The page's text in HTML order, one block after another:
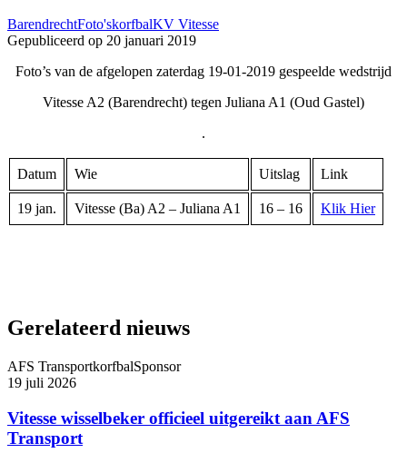
BarendrechtFoto'skorfbalKV Vitesse
Gepubliceerd op 20 januari 2019
Foto’s van de afgelopen zaterdag 19-01-2019 gespeelde wedstrijd
Vitesse A2 (Barendrecht) tegen Juliana A1 (Oud Gastel)
.
Datum Wie Uitslag Link
19 jan. Vitesse (Ba) A2 – Juliana A1 16 – 16 Klik Hier
Gerelateerd nieuws
AFS TransportkorfbalSponsor
19 juli 2026
Vitesse wisselbeker officieel uitgereikt aan AFS
Transport